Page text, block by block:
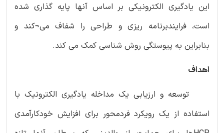
این یادگیری الکترونیکی بر اساس آنها پایه گذاری شده
است، فرایندبرنامه ریزی و طراحی را شفاف می¬کند و
بنابراین به پیوستگی روش شناسی کمک می کند.
اهداف
توسعه و ارزیابی یک مداخله یادگیری الکترونیک با
استفاده از یک رویکرد فردمحور برای افزایش خودکارآمدی